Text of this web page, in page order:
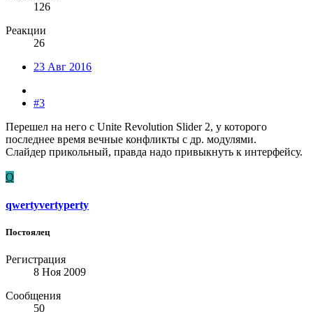
126
Реакции
26
23 Авг 2016
#3
Перешел на него с Unite Revolution Slider 2, у которого
последнее время вечные конфликты с др. модулями.
Слайдер прикольный, правда надо привыкнуть к интерфейсу.
Q
qwertyvertyperty
Постоялец
Регистрация
8 Ноя 2009
Сообщения
50